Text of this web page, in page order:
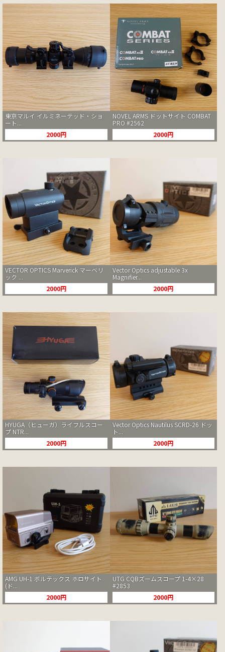
東京マルイ イルミネーテッド・ショ
ート...
2000円
NOVEL ARMS ドットサイト COMBAT
PRO #2562
2000円
VECTOR OPTICS Marverick マーベリ
ック ...
2000円
Vector Optics adjustable 3x
Magnifier...
2000円
HYUGA（ヒューガ）ライフルスコー
プ NTR...
2000円
Vector Optics Nautilus SCRD-26 ドッ
ト...
2000円
AMG UH-1 ボルテックス ホロサイト
(ド...
2000円
UTG CQBズームスコープ 1-4×28
#2853
2000円